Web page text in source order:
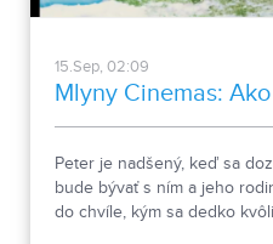
15.Sep, 02:09
Mlyny Cinemas:
Peter je nadšený, keď sa
bude bývať s ním a jeho
do chvíle, kým sa dedko